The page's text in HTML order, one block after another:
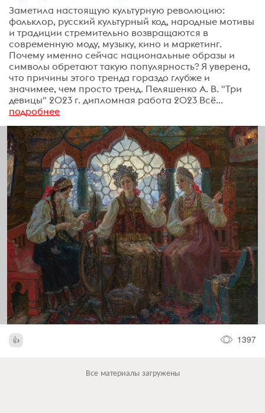
Заметила настоящую культурную революцию:
фольклор, русский культурный код, народные мотивы
и традиции стремительно возвращаются в
современную моду, музыку, кино и маркетинг.
Почему именно сейчас национальные образы и
символы обретают такую популярность? Я уверена,
что причины этого тренда гораздо глубже и
значимее, чем просто тренд. Пеляшенко А. В. "Три
девицы" 2023 г. дипломная работа 2023 Всё...
подробнее
1397
Все материалы загружены